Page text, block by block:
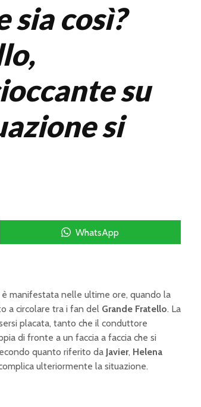
sia così?
su
si
WhatsApp
è manifestata nelle ultime ore, quando la
a circolare tra i fan del Grande Fratello. La
placata, tanto che il conduttore
di fronte a un faccia a faccia che si
quanto riferito da Javier, Helena
ulteriormente la situazione.